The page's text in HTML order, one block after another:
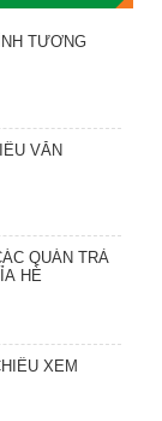
TƯƠNG
VĂN
QUÁN TRÀ
HÈ
XEM